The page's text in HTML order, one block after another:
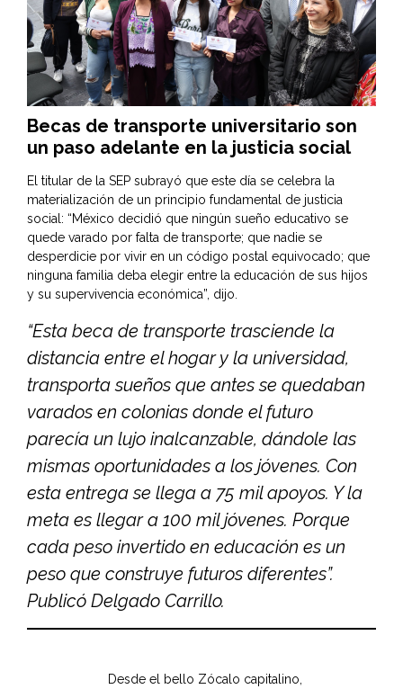
Becas de transporte universitario son
un paso adelante en la justicia social
El titular de la SEP subrayó que este día se celebra la
materialización de un principio fundamental de justicia
social: “México decidió que ningún sueño educativo se
quede varado por falta de transporte; que nadie se
desperdicie por vivir en un código postal equivocado; que
ninguna familia deba elegir entre la educación de sus hijos
y su supervivencia económica”, dijo.
“Esta beca de transporte trasciende la
distancia entre el hogar y la universidad,
transporta sueños que antes se quedaban
varados en colonias donde el futuro
parecía un lujo inalcanzable, dándole las
mismas oportunidades a los jóvenes. Con
esta entrega se llega a 75 mil apoyos. Y la
meta es llegar a 100 mil jóvenes. Porque
cada peso invertido en educación es un
peso que construye futuros diferentes”.
Publicó Delgado Carrillo.
Desde el bello Zócalo capitalino,